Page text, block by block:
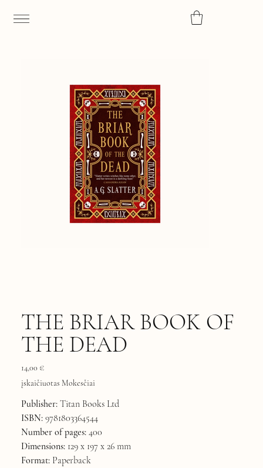
THE BRIAR BOOK OF
THE DEAD
14,00 €
įskaičiuotas Mokesčiai
Publisher:Titan Books Ltd
ISBN:9781803364544
Number of pages:400
Dimensions:129 x 197 x 26 mm
Format:Paperback